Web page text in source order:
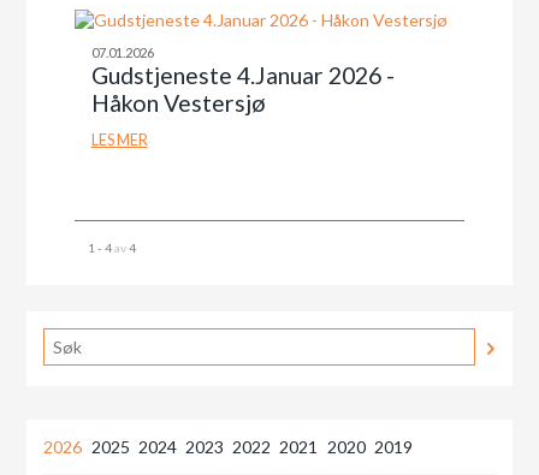
07.01.2026
Gudstjeneste 4.Januar 2026 -
Håkon Vestersjø
LES MER
1 - 4av4
2026 2025 2024 2023 2022 2021 2020 2019